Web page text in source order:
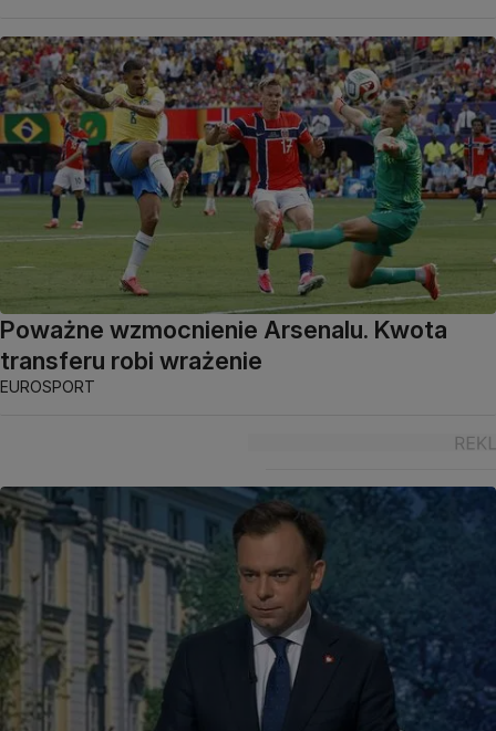
Poważne wzmocnienie Arsenalu. Kwota
transferu robi wrażenie
EUROSPORT